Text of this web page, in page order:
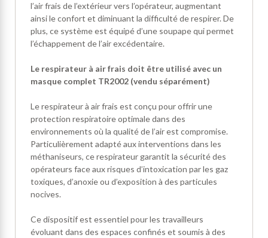
l’air frais de l’extérieur vers l’opérateur, augmentant
ainsi le confort et diminuant la difficulté de respirer. De
plus, ce système est équipé d’une soupape qui permet
l’échappement de l’air excédentaire.
Le respirateur à air frais doit être utilisé avec un
masque complet TR2002 (vendu séparément)
Le respirateur à air frais est conçu pour offrir une
protection respiratoire optimale dans des
environnements où la qualité de l’air est compromise.
Particulièrement adapté aux interventions dans les
méthaniseurs, ce respirateur garantit la sécurité des
opérateurs face aux risques d’intoxication par les gaz
toxiques, d’anoxie ou d’exposition à des particules
nocives.
Ce dispositif est essentiel pour les travailleurs
évoluant dans des espaces confinés et soumis à des